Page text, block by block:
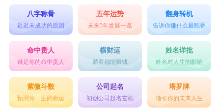
洋毅 德鑫 子伯 承锐
一硕
炳诺
钰珂 翌耀
记彤
鹏宇
钰烁 启航 梓轩
照涵
沐岩
传志 启腾
子斌
云辰
洋泽 浩迪 正汉
思源
八字称骨
迟迟未成功的原因
五年运势
未来5年发展一览
翻身转机
告诉你赚什么最吃香
命中贵人
谁是你的命中贵人
横财运
躺着都能赚钱
姓名详批
姓名对人生的影响
紫微斗数
预测你一生的命运
公司起名
初创公司起名玄机
塔罗牌
指引你的未来人生